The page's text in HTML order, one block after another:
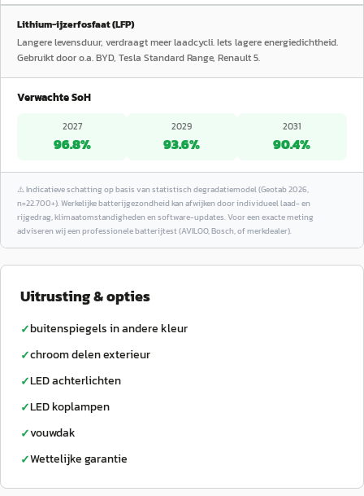
Lithium-ijzerfosfaat (LFP)
Langere levensduur, verdraagt meer laadcycli. Iets lagere energiedichtheid.
Gebruikt door o.a. BYD, Tesla Standard Range, Renault 5.
Verwachte SoH
2027
96.8%
2029
93.6%
2031
90.4%
⚠️Indicatieve schatting op basis van statistisch degradatiemodel (Geotab 2026,
n=22.700+). Werkelijke batterijgezondheid kan afwijken door individueel laad- en
rijgedrag, klimaatomstandigheden en software-updates. Voor een exacte meting
adviseren wij een professionele batterijtest (AVILOO, Bosch, of merkdealer).
Uitrusting & opties
✓buitenspiegels in andere kleur
✓chroom delen exterieur
✓LED achterlichten
✓LED koplampen
✓vouwdak
✓Wettelijke garantie